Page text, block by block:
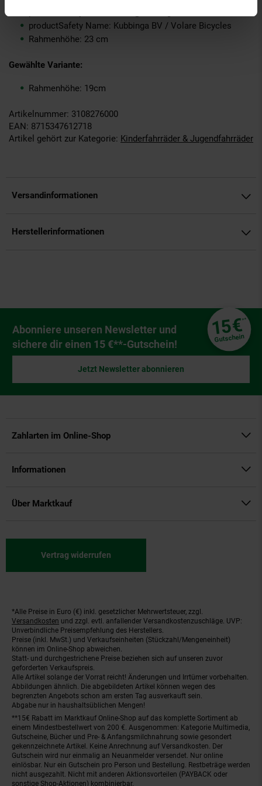
productSafety Name: Kubbinga BV / Volare Bicycles
Rahmenhöhe: 23 cm
Gewählte Variante:
Rahmenhöhe: 19cm
Artikelnummer: 3108276000
EAN: 8715347612718
Artikel gehört zur Kategorie: Kinderfahrräder & Jugendfahrräder
Versandinformationen
Herstellerinformationen
Newsletter Anmeldung
Abonniere unseren Newsletter und
sichere dir einen 15 €**-Gutschein!
15€**
Gutschein
Jetzt Newsletter abonnieren
Zahlarten im Online-Shop
Informationen
Über Marktkauf
Vertrag widerrufen
Fußnoten
*Alle Preise in Euro (€) inkl. gesetzlicher Mehrwertsteuer, zzgl.
Versandkosten und zzgl. evtl. anfallender Versandkostenzuschläge. UVP:
Unverbindliche Preisempfehlung des Herstellers.
Preise (inkl. MwSt.) und Verkaufseinheiten (Stückzahl/Mengeneinheit)
können im Online-Shop abweichen.
Statt- und durchgestrichene Preise beziehen sich auf unseren zuvor
geforderten Verkaufspreis.
Alle Artikel solange der Vorrat reicht! Änderungen und Irrtümer vorbehalten.
Abbildungen ähnlich. Die abgebildeten Artikel können wegen des
begrenzten Angebots schon am ersten Tag ausverkauft sein.
Abgabe nur in haushaltsüblichen Mengen!
**15€ Rabatt im Marktkauf Online-Shop auf das komplette Sortiment ab
einem Mindestbestellwert von 200 €. Ausgenommen: Kategorie Multimedia,
Gutscheine, Bücher und Pre- & Anfangsmilchnahrung sowie gesondert
gekennzeichnete Artikel. Keine Anrechnung auf Versandkosten. Der
Gutschein wird nur einmalig an Neuanmelder versendet. Nur online
einlösbar. Nur ein Gutschein pro Person und Bestellung. Restbeträge werden
nicht ausgezahlt. Nicht mit anderen Aktionsvorteilen (PAYBACK oder
sonstige Shop-Aktionen) kombinierbar.